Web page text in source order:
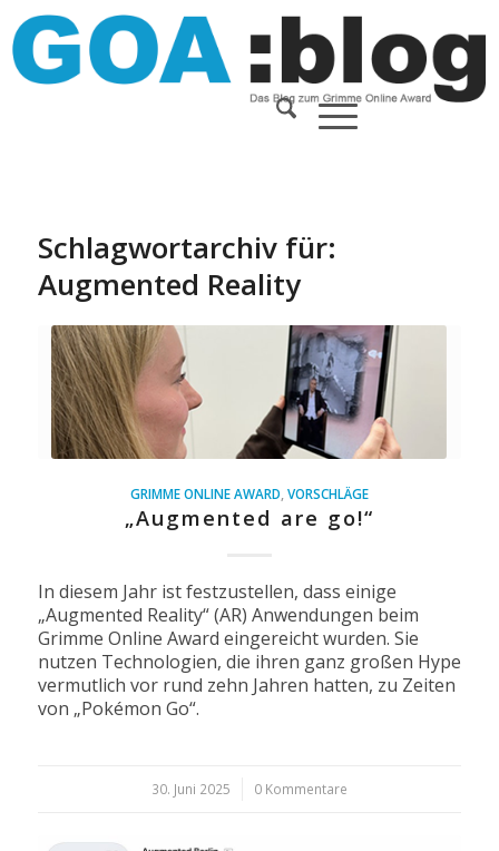
Schlagwortarchiv für:
Augmented Reality
GRIMME ONLINE AWARD VORSCHLÄGE
„Augmented are go!“
In diesem Jahr ist festzustellen, dass einige
„Augmented Reality“ (AR) Anwendungen beim
Grimme Online Award eingereicht wurden. Sie
nutzen Technologien, die ihren ganz großen Hype
vermutlich vor rund zehn Jahren hatten, zu Zeiten
von „Pokémon Go“.
30. Juni 2025 0 Kommentare